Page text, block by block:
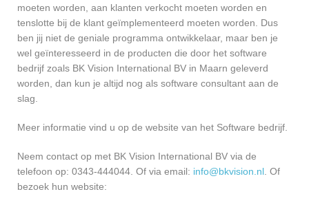
moeten worden, aan klanten verkocht moeten worden en
tenslotte bij de klant geïmplementeerd moeten worden. Dus
ben jij niet de geniale programma ontwikkelaar, maar ben je
wel geïnteresseerd in de producten die door het software
bedrijf zoals BK Vision International BV in Maarn geleverd
worden, dan kun je altijd nog als software consultant aan de
slag.
Meer informatie vind u op de website van het Software bedrijf.
Neem contact op met BK Vision International BV via de
telefoon op: 0343-444044. Of via email: info@bkvision.nl . Of
bezoek hun website: